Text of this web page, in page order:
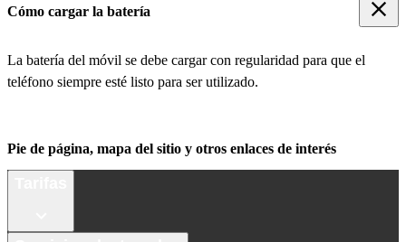
Cómo cargar la batería
La batería del móvil se debe cargar con regularidad para que el
teléfono siempre esté listo para ser utilizado.
Pie de página, mapa del sitio y otros enlaces de interés